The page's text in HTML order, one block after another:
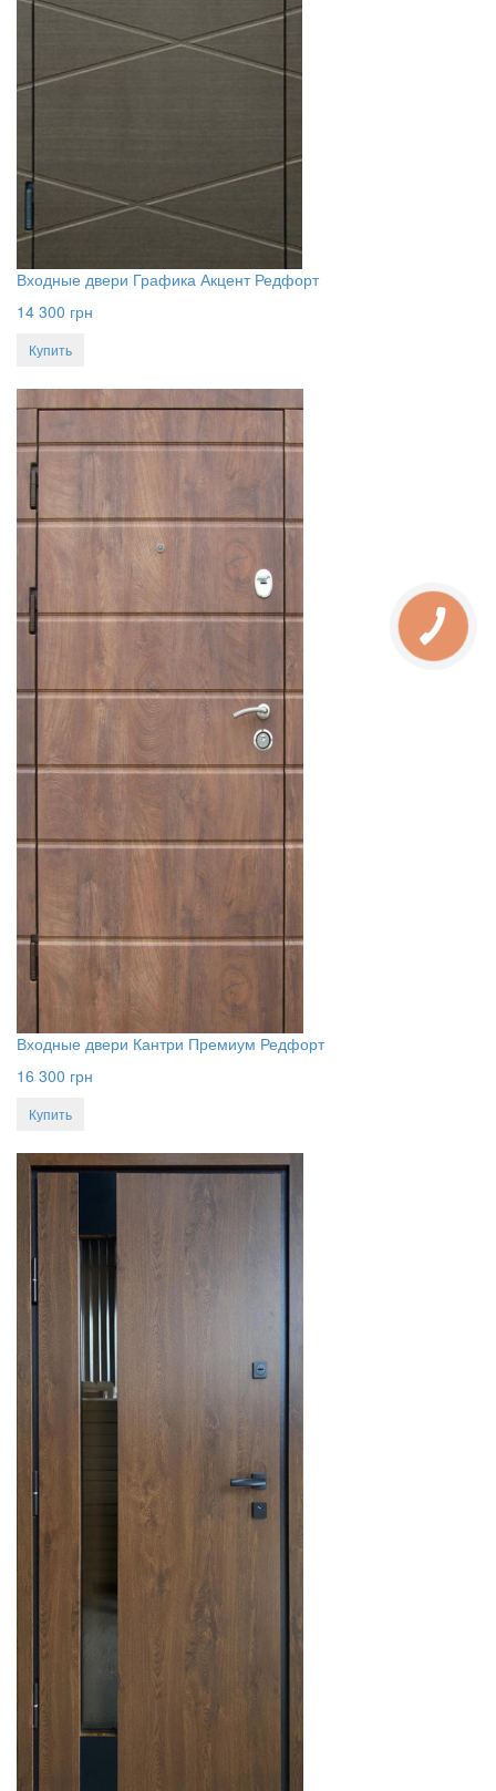
Входные двери Графика Акцент Редфорт
14 300 грн
Купить
Входные двери Кантри Премиум Редфорт
16 300 грн
Купить